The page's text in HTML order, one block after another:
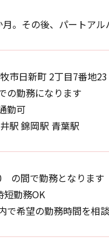
。その後、パートア
市日新町 2丁目7番地23
の勤務になります
勤可
駅 錦岡駅 青葉駅
の間で勤務となります
勤務OK
で希望の勤務時間を相